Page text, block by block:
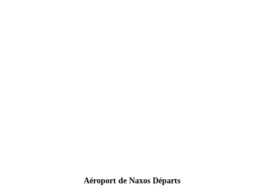
Aéroport de Naxos Départs